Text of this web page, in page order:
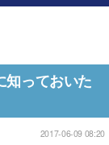
っておいた
2017-06-09 08:20